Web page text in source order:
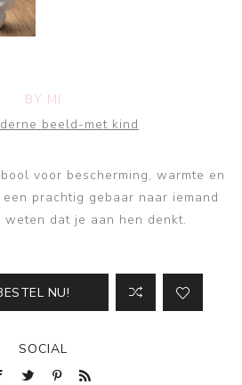
BY MI
beeld-met kind
voor bescherming, warmte en
prachtig gebaar naar iemand
dat je aan hen denkt.
NU!
SOCIAL